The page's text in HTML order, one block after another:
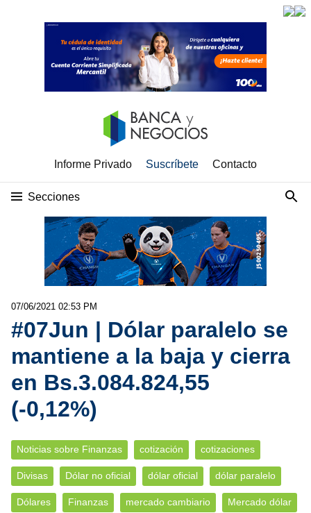
Informe Privado Suscríbete Contacto
Secciones
07/06/2021 02:53 PM
#07Jun | Dólar paralelo se
mantiene a la baja y cierra
en Bs.3.084.824,55
(-0,12%)
Noticias sobre Finanzas cotización cotizaciones
Divisas Dólar no oficial dólar oficial dólar paralelo
Dólares Finanzas mercado cambiario Mercado dólar